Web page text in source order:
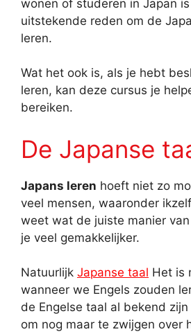
wonen of studeren in Japan
uitstekende reden om de
leren.
Wat het ook is, als je hebt
leren, kan deze cursus je
bereiken.
De Japanse
Japans leren hoeft niet zo
veel mensen, waaronder
weet wat de juiste manier
je veel gemakkelijker.
Natuurlijk Japanse taal Het is
wanneer we Engels zouden
de Engelse taal al bekend
om nog maar te zwijgen over